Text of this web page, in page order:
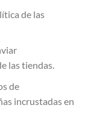
de las
las tiendas.
de
incrustadas en